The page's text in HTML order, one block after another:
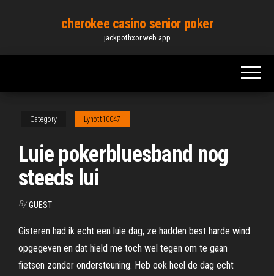
content
cherokee casino senior poker
jackpothxor.web.app
Category Lynott10047
Luie pokerbluesband nog
steeds lui
By GUEST
Gisteren had ik echt een luie dag, ze hadden best harde wind
opgegeven en dat hield me toch wel tegen om te gaan
fietsen zonder ondersteuning. Heb ook heel de dag echt